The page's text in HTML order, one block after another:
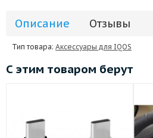
Описание Отзывы
Тип товара: Аксессуары для IQOS
С этим товаром берут